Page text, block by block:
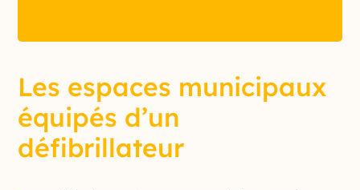
Les espaces municipaux
équipés d’un
défibrillateur